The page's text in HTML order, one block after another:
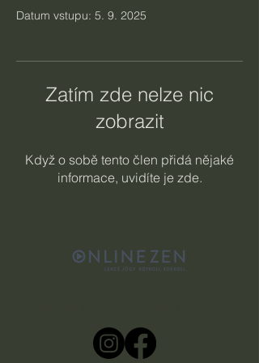
Datum vstupu: 5. 9. 2025
Zatím zde nelze nic
zobrazit
Když o sobě tento člen přidá nějaké
informace, uvidíte je zde.